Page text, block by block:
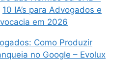
10 IA’s para Advogados e
em 2026
Como Produzir
no Google – Evolux